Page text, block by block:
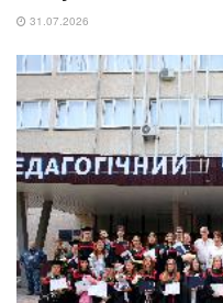
31.07.2026